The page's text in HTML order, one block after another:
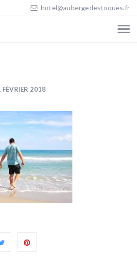
hotel@aubergedestoques.fr
FÉVRIER 2018